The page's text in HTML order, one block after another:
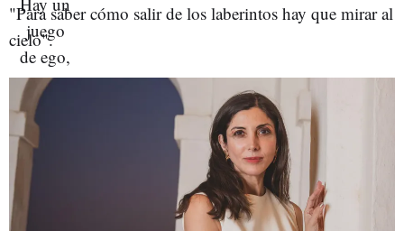
"Para saber cómo salir de los laberintos hay que mirar al
cielo".